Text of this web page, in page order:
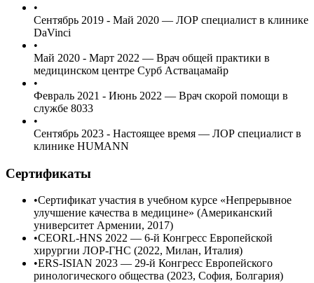
•
Сентябрь 2019 - Май 2020 — ЛОР специалист в клинике
DaVinci
•
Май 2020 - Март 2022 — Врач общей практики в
медицинском центре Сурб Аствацамайр
•
Февраль 2021 - Июнь 2022 — Врач скорой помощи в
службе 8033
•
Сентябрь 2023 - Настоящее время — ЛОР специалист в
клинике HUMANN
Сертификаты
•Сертификат участия в учебном курсе «Непрерывное
улучшение качества в медицине» (Американский
университет Армении, 2017)
•CEORL-HNS 2022 — 6-й Конгресс Европейской
хирургии ЛОР-ГНС (2022, Милан, Италия)
•ERS-ISIAN 2023 — 29-й Конгресс Европейского
ринологического общества (2023, София, Болгария)